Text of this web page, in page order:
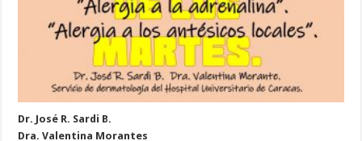
Dr. José R. Sardi B.
Dra. Valentina Morantes